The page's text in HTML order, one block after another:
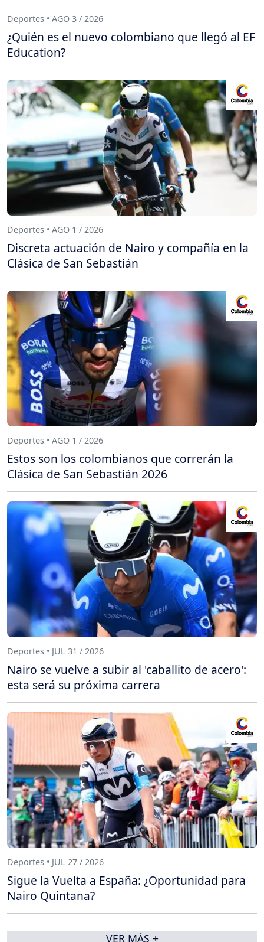
Deportes • AGO 3 / 2026
¿Quién es el nuevo colombiano que llegó al EF
Education?
Deportes • AGO 1 / 2026
Discreta actuación de Nairo y compañía en la
Clásica de San Sebastián
Deportes • AGO 1 / 2026
Estos son los colombianos que correrán la
Clásica de San Sebastián 2026
Deportes • JUL 31 / 2026
Nairo se vuelve a subir al 'caballito de acero':
esta será su próxima carrera
Deportes • JUL 27 / 2026
Sigue la Vuelta a España: ¿Oportunidad para
Nairo Quintana?
VER MÁS +